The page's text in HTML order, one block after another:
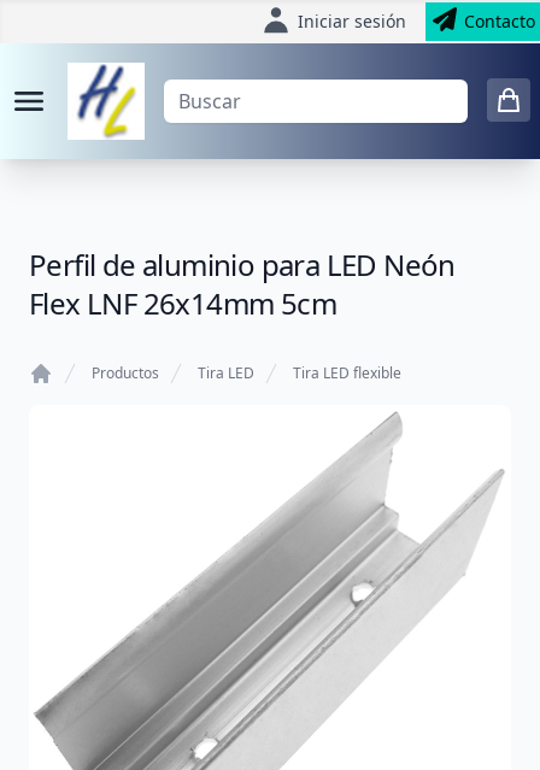
Iniciar sesión Contacto
Perfil de aluminio para LED Neón
Flex LNF 26x14mm 5cm
Productos Tira LED Tira LED flexible